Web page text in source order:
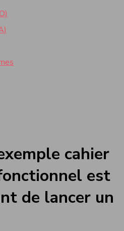
cahier
est
de lancer un